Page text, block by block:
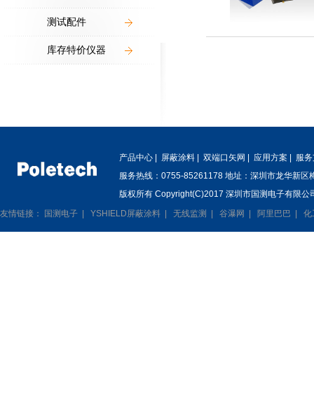
测试配件
库存特价仪器
产品中心 屏蔽涂料 双端口矢网 应用方案
服
服务热线：0755-85261178 地址：深圳市龙华新区
版权所有 Copyright(C)2017 深圳市国测电子有限公
友情链接：
国测电子 YSHIELD屏蔽涂料 无线监测 谷瀑网 阿里巴巴 化